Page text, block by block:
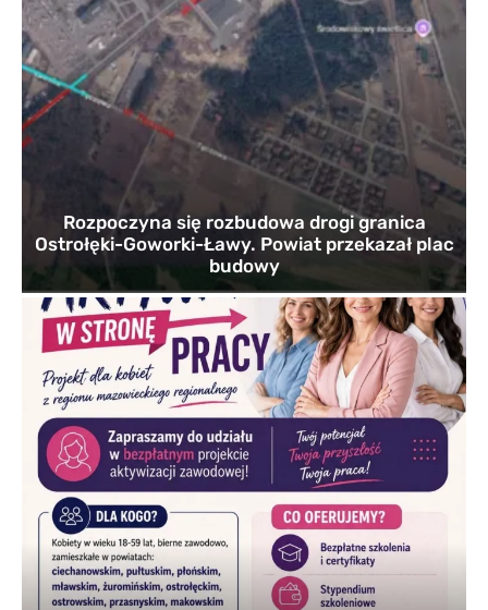
Rozpoczyna się rozbudowa drogi granica
Ostrołęki-Goworki-Ławy. Powiat przekazał plac
budowy